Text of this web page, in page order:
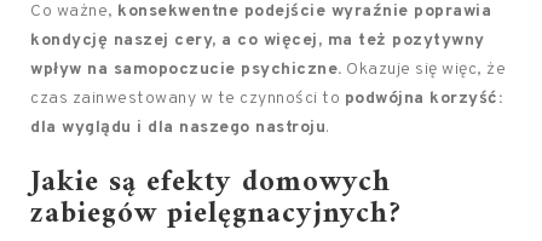
Co ważne, konsekwentne podejście wyraźnie poprawia
kondycję naszej cery, a co więcej, ma też pozytywny
wpływ na samopoczucie psychiczne. Okazuje się więc, że
czas zainwestowany w te czynności to podwójna korzyść:
dla wyglądu i dla naszego nastroju.
Jakie są efekty domowych
zabiegów pielęgnacyjnych?